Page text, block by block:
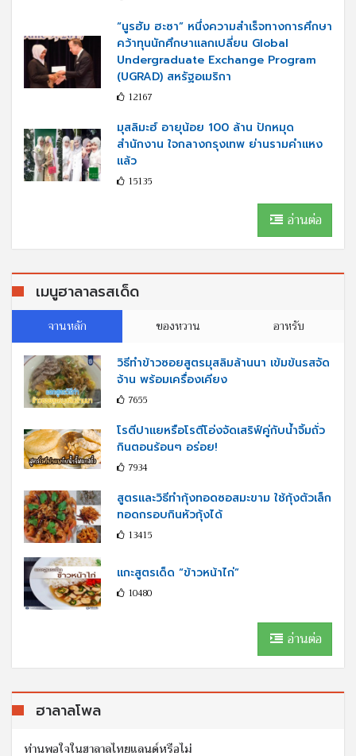
“นูรฮัม ฮะซา” หนึ่งความสำเร็จทางการศึกษา
คว้าทุนนักศึกษาแลกเปลี่ยน Global
Undergraduate Exchange Program
(UGRAD) สหรัฐอเมริกา
12167
มุสลิมะฮ์ อายุน้อย 100 ล้าน ปักหมุด
สำนักงาน ใจกลางกรุงเทพ ย่านรามคำแหง
แล้ว
15135
อ่านต่อ
เมนูฮาลาลรสเด็ด
จานหลัก ของหวาน อาหรับ
วิธีทำข้าวซอยสูตรมุสลิมล้านนา เข้มข้นรสจัด
จ้าน พร้อมเครื่องเคียง
7655
โรตีปาแยหรือโรตีโอ่งจัดเสริฟ์คู่กับนํ้าจิ้มถั่ว
กินตอนร้อนๆ อร่อย!
7934
สูตรและวิธีทำกุ้งทอดซอสมะขาม ใช้กุ้งตัวเล็ก
ทอดกรอบกินหัวกุ้งได้
13415
แกะสูตรเด็ด “ข้าวหน้าไก่”
10480
อ่านต่อ
ฮาลาลโพล
ท่านพอใจในฮาลาลไทยแลนด์หรือไม่